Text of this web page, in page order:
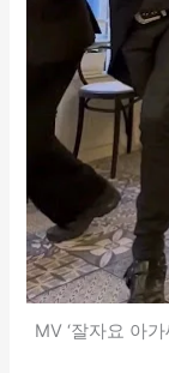
MV ‘잘자요 아